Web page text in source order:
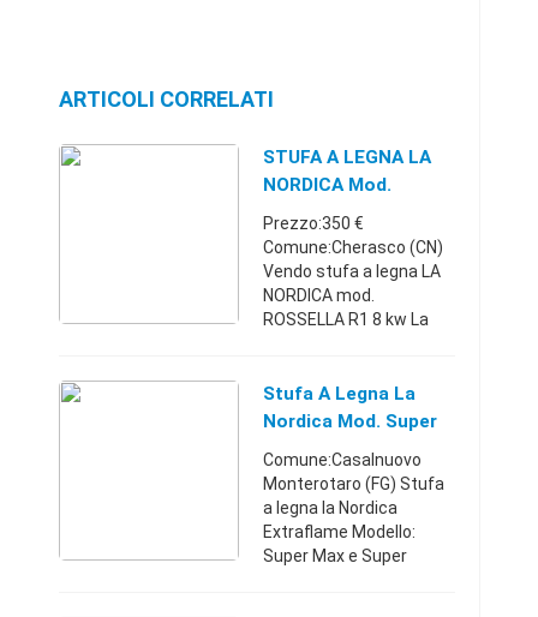
ARTICOLI CORRELATI
STUFA A LEGNA LA
NORDICA Mod.
ROSSELLA R1
Prezzo:350 €
Comune:Cherasco (CN)
Vendo stufa a legna LA
NORDICA mod.
ROSSELLA R1 8 kw La
per quanto riguarda gli
inseti in maiolica di color
Stufa A Legna La
Nordica Mod. Super
Max E Super Ju
Comune:Casalnuovo
Monterotaro (FG) Stufa
a legna la Nordica
Extraflame Modello:
Super Max e Super